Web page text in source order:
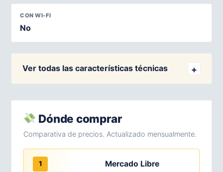
CON WI-FI
No
Ver todas las características técnicas
Dónde comprar
Comparativa de precios. Actualizado mensualmente.
1 Mercado Libre